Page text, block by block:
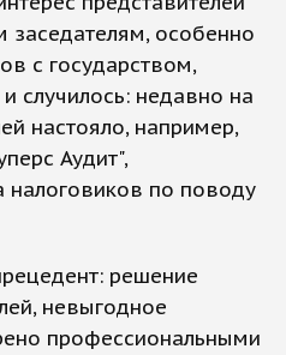
заседателям, особенно
с государством,
случилось: недавно на
настояло, например,
Аудит",
по поводу
решение
невыгодное
профессиональными